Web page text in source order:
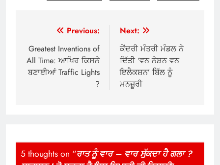
navigation
Previous:
Greatest Inventions of
All Time: ਆਖਿਰ ਕਿਸਨੇ
ਬਣਾਈਆਂ Traffic Lights
?
Next:
ਕੇਂਦਰੀ ਮੰਤਰੀ ਮੰਡਲ ਨੇ
ਦਿੱਤੀ ‘ਵਨ ਨੇਸ਼ਨ ਵਨ
ਇਲੈਕਸ਼ਨ’ ਬਿੱਲ ਨੂੰ
ਮਨਜ਼ੂਰੀ
5 thoughts on “ਰਾਤ ਨੂੰ ਵਾਰ – ਵਾਰ ਸੁੱਕਦਾ ਹੈ ਗਲਾ ?